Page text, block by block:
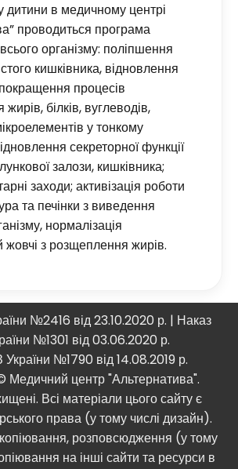
дитини в медичному центрі
проводиться програма
організму: поліпшення
кишківника, відновлення
процесів
білків, вуглеводів,
у тонкому
секреторної функції
залози, кишківника;
заходи; активізація роботи
та печінки з виведення
нормалізація
жовчі з розщеплення жирів.
№2416 від 23.10.2020 р. | Наказ
№1301 від 03.06.2020 р.
№1790 від 14.08.2019 р.
центр "Альтернатива".
Всі матеріали цього сайту є
права (у тому числі дизайн).
розповсюдження (у тому
на інші сайти та ресурси в